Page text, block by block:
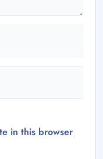
in this browser